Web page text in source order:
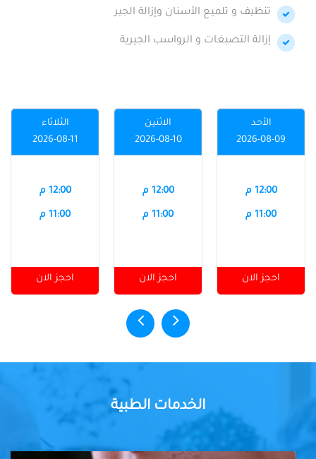
تنظيف و تلميع الأسنان وإزالة الجير
إزالة التصبغات و الرواسب الجيرية
الأحد
2026-08-09
12:00 م
11:00 م
احجز الان
الاثنين
2026-08-10
12:00 م
11:00 م
احجز الان
الثلاثاء
2026-08-11
12:00 م
11:00 م
احجز الان
الخدمات الطبية